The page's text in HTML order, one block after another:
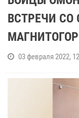
ВСТРЕЧИ СО
03 февраля 2022,